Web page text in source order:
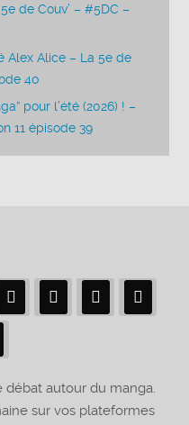
de Couv’ – #5DC –
Alex Alice – La 5e de
40
pour l’été (2026) ! –
11 épisode 39
débat autour du manga.
sur vos plateformes